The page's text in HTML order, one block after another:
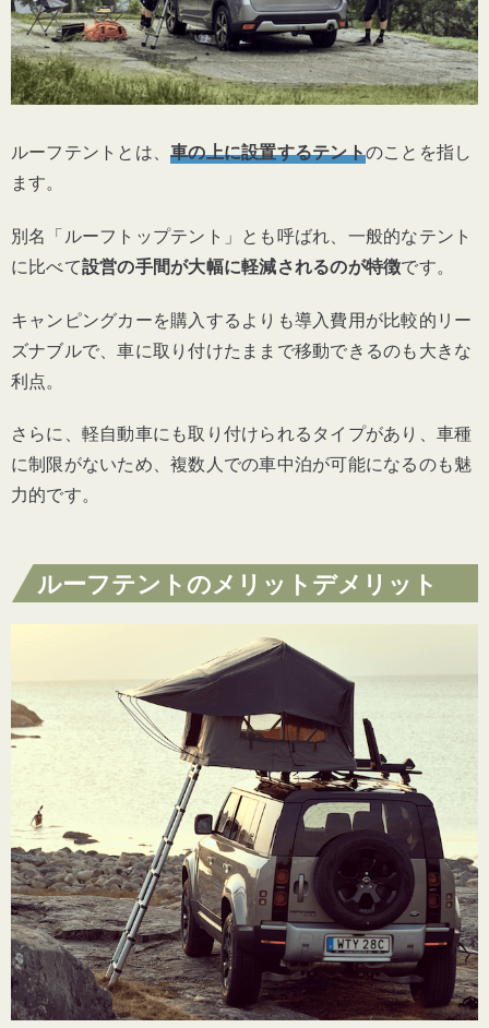
ルーフテントとは、車の上に設置するテントのことを指し
ます。
別名「ルーフトップテント」とも呼ばれ、一般的なテント
に比べて設営の手間が大幅に軽減されるのが特徴です。
キャンピングカーを購入するよりも導入費用が比較的リー
ズナブルで、車に取り付けたままで移動できるのも大きな
利点。
さらに、軽自動車にも取り付けられるタイプがあり、車種
に制限がないため、複数人での車中泊が可能になるのも魅
力的です。
ルーフテントのメリットデメリット